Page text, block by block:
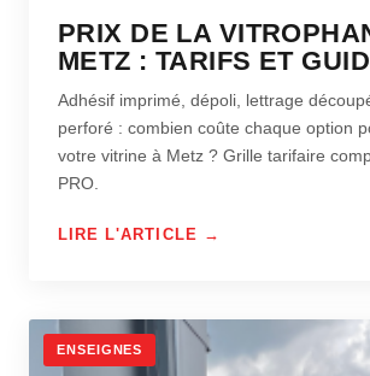
PRIX DE LA
METZ : TARIFS ET
Adhésif imprimé, dépoli, lettrage
perforé : combien coûte chaque option
votre vitrine à Metz ? Grille tarifaire
PRO.
LIRE L'ARTICLE →
ENSEIGNES